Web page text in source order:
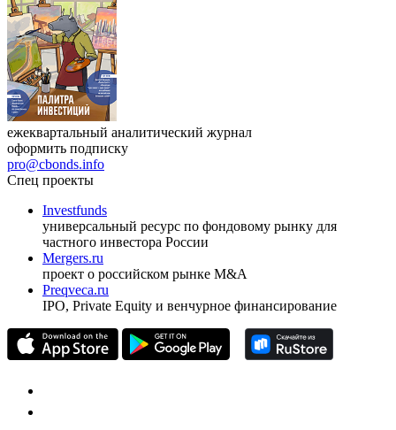
ежеквартальный аналитический журнал
оформить подписку
pro@cbonds.info
Спец проекты
Investfunds
универсальный ресурс по фондовому рынку для
частного инвестора России
Mergers.ru
проект о российском рынке M&A
Preqveca.ru
IPO, Private Equity и венчурное финансирование